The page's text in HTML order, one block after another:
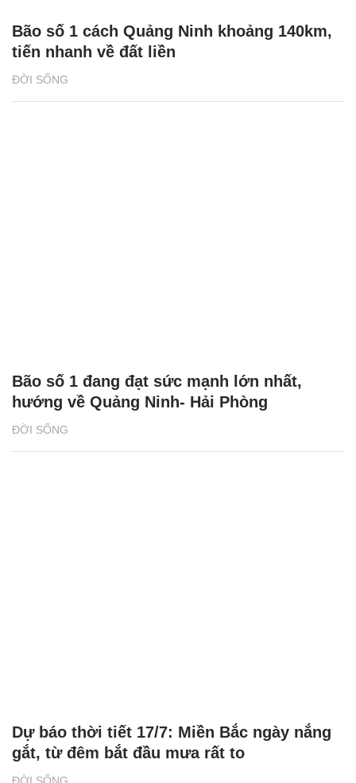
ĐỜI SỐNG
Bão số 1 cách Quảng Ninh khoảng 140km,
tiến nhanh về đất liền
ĐỜI SỐNG
Bão số 1 đang đạt sức mạnh lớn nhất,
hướng về Quảng Ninh- Hải Phòng
Dự báo thời tiết 17/7: Miền Bắc ngày nắng
gắt, từ đêm bắt đầu mưa rất to